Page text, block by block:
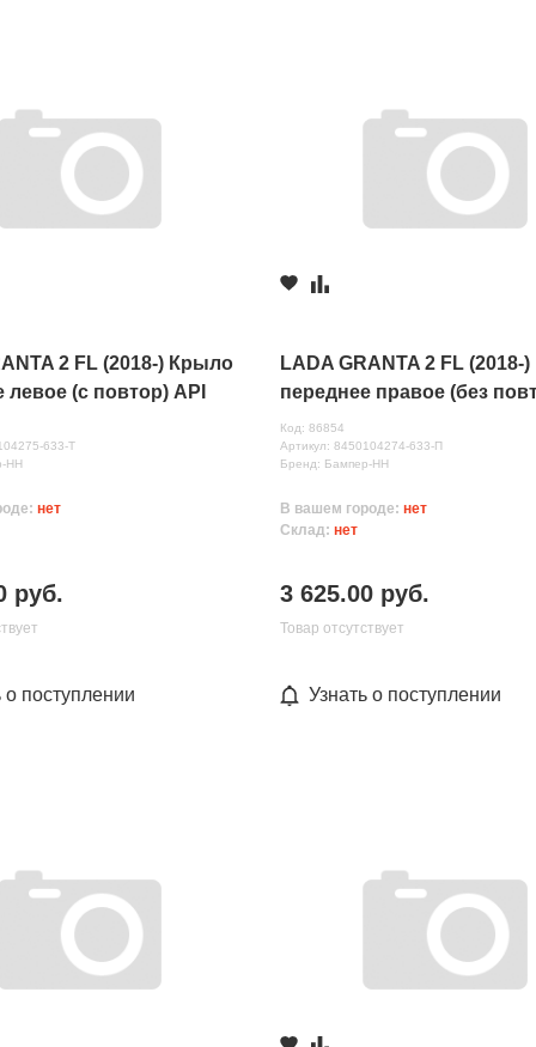
2 FL (2018-) Крыло
левое (с повтор) API
633-Т
НН
нет
руб.
о поступлении
LADA GRANTA 2 FL
переднее правое (без
ПЛАСТИК (Борнео (633)
Код: 86854
Артикул: 8450104274-633-П
Бренд: Бампер-НН
В вашем городе:нет
Склад:нет
3 625.00 руб.
Товар отсутствует
Узнать о поступлении